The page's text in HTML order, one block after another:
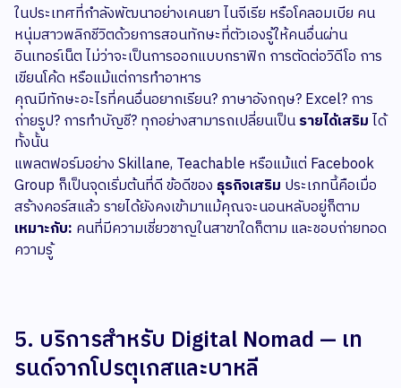
ในประเทศที่กำลังพัฒนาอย่างเคนยา ไนจีเรีย หรือโคลอมเบีย คน
หนุ่มสาวพลิกชีวิตด้วยการสอนทักษะที่ตัวเองรู้ให้คนอื่นผ่าน
อินเทอร์เน็ต ไม่ว่าจะเป็นการออกแบบกราฟิก การตัดต่อวิดีโอ การ
เขียนโค้ด หรือแม้แต่การทำอาหาร
คุณมีทักษะอะไรที่คนอื่นอยากเรียน? ภาษาอังกฤษ? Excel? การ
ถ่ายรูป? การทำบัญชี? ทุกอย่างสามารถเปลี่ยนเป็นรายได้เสริมได้
ทั้งนั้น
แพลตฟอร์มอย่าง Skillane, Teachable หรือแม้แต่ Facebook
Group ก็เป็นจุดเริ่มต้นที่ดี ข้อดีของ ธุรกิจเสริม ประเภทนี้คือเมื่อ
สร้างคอร์สแล้ว รายได้ยังคงเข้ามาแม้คุณจะนอนหลับอยู่ก็ตาม
เหมาะกับ: คนที่มีความเชี่ยวชาญในสาขาใดก็ตาม และชอบถ่ายทอด
ความรู้
5. บริการสำหรับ Digital Nomad — เท
รนด์จากโปรตุเกสและบาหลี